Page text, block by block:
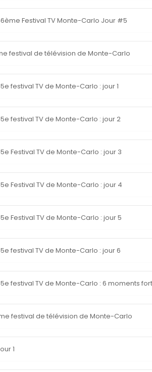
Festival TV Monte-Carlo Jour #5
festival de télévision de Monte-Carlo
festival TV de Monte-Carlo : jour 1
festival TV de Monte-Carlo : jour 2
Festival TV de Monte-Carlo : jour 3
Festival TV de Monte-Carlo : jour 4
Festival TV de Monte-Carlo : jour 5
festival TV de Monte-Carlo : jour 6
festival TV de Monte-Carlo : 6 moments
festival de télévision de Monte-Carlo
1